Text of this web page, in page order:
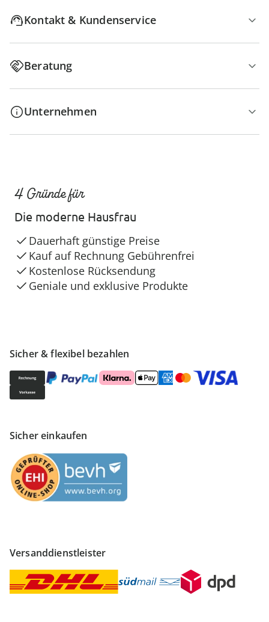
Kontakt & Kundenservice
Beratung
Unternehmen
Sicher & flexibel bezahlen
Sicher einkaufen
Versanddienstleister
4 Gründe für
Die moderne Hausfrau
Dauerhaft günstige Preise
Kauf auf Rechnung Gebührenfrei
Kostenlose Rücksendung
Geniale und exklusive Produkte